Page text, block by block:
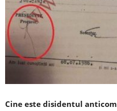
Cine este disidentul